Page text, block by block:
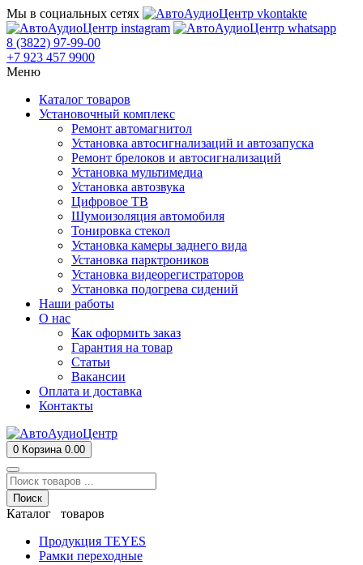
Мы в социальных сетях
8 (3822) 97-99-00
+7 923 457 9900
Меню
Каталог товаров
Установочный комплекс
Ремонт автомагнитол
Установка автосигнализаций и автозапуска
Ремонт брелоков и автосигнализаций
Установка мультимедиа
Установка автозвука
Цифровое ТВ
Шумоизоляция автомобиля
Тонировка стекол
Установка камеры заднего вида
Установка парктроников
Установка видеорегистраторов
Установка подогрева сидений
Наши работы
О нас
Как оформить заказ
Гарантия на товар
Статьи
Вакансии
Оплата и доставка
Контакты
0 Корзина 0.00
Поиск
Каталог товаров
Продукция TEYES
Рамки переходные